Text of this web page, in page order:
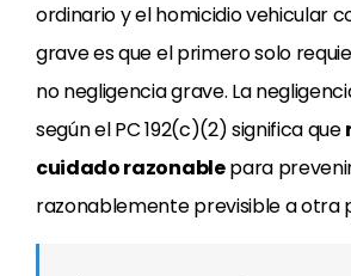
ordinario y el homicidio vehicular
grave es que el primero solo
no negligencia grave. La
según el PC 192(c)(2) significa que
cuidado razonablepara
razonablemente previsible a otra